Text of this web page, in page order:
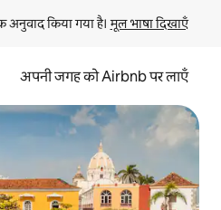
अनुवाद किया गया है। मूल भाषा दिखाएँ
अपनी जगह को Airbnb पर लाएँ